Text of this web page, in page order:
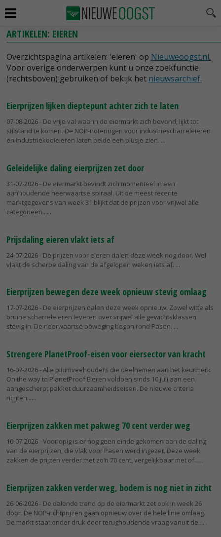
ARTIKELEN: EIEREN
Overzichtspagina artikelen: 'eieren' op Nieuweoogst.nl.
Voor overige onderwerpen kunt u onze zoekfunctie
(rechtsboven) gebruiken of bekijk het nieuwsarchief.
Eierprijzen lijken dieptepunt achter zich te laten
07-08-2026- De vrije val waarin de eiermarkt zich bevond, lijkt tot
stilstand te komen. De NOP-noteringen voor industriescharreleieren
en industriekooieieren laten beide een plusje zien.
Geleidelijke daling eierprijzen zet door
31-07-2026- De eiermarkt bevindt zich momenteel in een
aanhoudende neerwaartse spiraal. Uit de meest recente
marktgegevens van week 31 blijkt dat de prijzen voor vrijwel alle
categorieën...
Prijsdaling eieren vlakt iets af
24-07-2026- De prijzen voor eieren dalen deze week nog door. Wel
vlakt de scherpe daling van de afgelopen weken iets af.
Eierprijzen bewegen deze week opnieuw stevig omlaag
17-07-2026- De eierprijzen dalen deze week opnieuw. Zowel witte als
bruine scharreleieren leveren over vrijwel alle gewichtsklassen
stevig in. De neerwaartse beweging begon rond Pasen.
Strengere PlanetProof-eisen voor eiersector van kracht
16-07-2026- Alle pluimveehouders die deelnemen aan het keurmerk
On the way to PlanetProof Eieren voldoen sinds 10 juli aan een
aangescherpt pakket duurzaamheidseisen. De nieuwe criteria
richten...
Eierprijzen zakken met pakweg 70 cent verder weg
10-07-2026- Voorlopig is er nog geen einde gekomen aan de daling
van de eierprijzen, die vlak voor Pasen werd ingezet. Deze week
zakken de prijzen verder met zo’n 70 cent, vergelijkbaar met of...
Eierprijzen zakken verder weg, bodem is nog niet in zicht
26-06-2026- De dalende trend op de eiermarkt zet ook in week 26
door. De NOP-richtprijzen gaan opnieuw over de hele linie omlaag.
De markt staat onder druk door terughoudende vraag vanuit de...